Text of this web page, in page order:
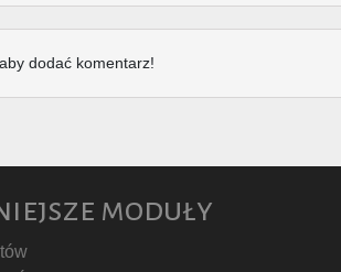
dodać komentarz!
moduły